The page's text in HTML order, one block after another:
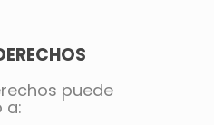
puede
a: